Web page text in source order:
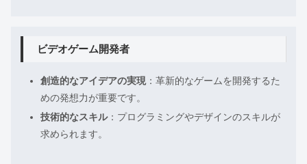
ビデオゲーム開発者
創造的なアイデアの実現：革新的なゲームを開発するた
めの発想力が重要です。
技術的なスキル：プログラミングやデザインのスキルが
求められます。